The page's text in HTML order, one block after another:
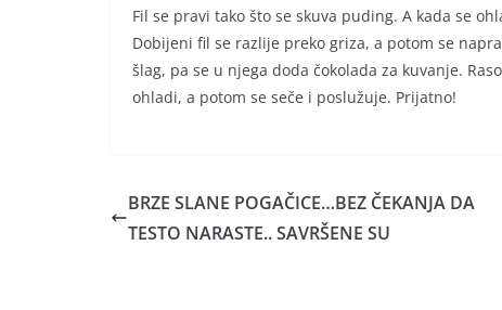
Fil se pravi tako što se skuva puding. A kada se
Dobijeni fil se razlije preko griza, a potom se
šlag, pa se u njega doda čokolada za kuvanje.
ohladi, a potom se seče i poslužuje. Prijatno!
BRZE SLANE POGAČICE…BEZ ČEKANJA DA
TESTO NARASTE.. SAVRŠENE SU